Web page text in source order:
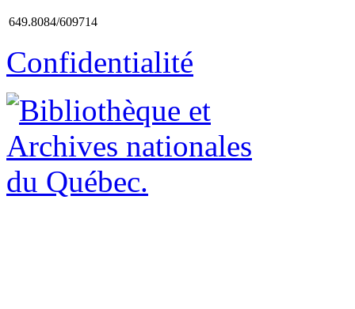
649.8084/609714
Confidentialité